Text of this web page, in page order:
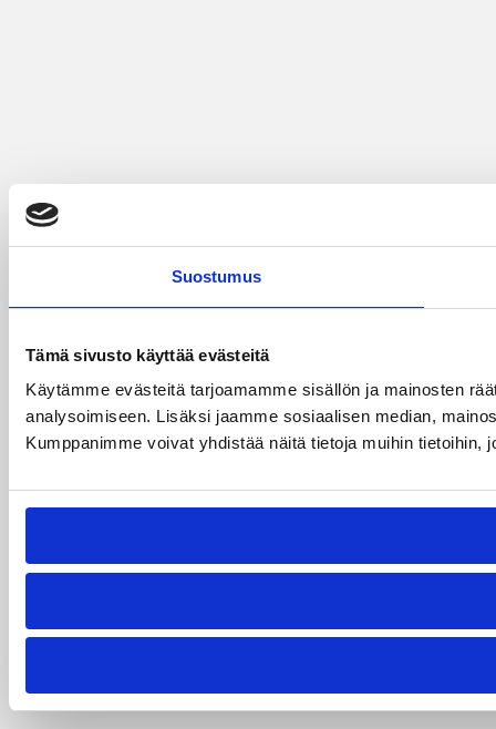
Suostumus
Tämä sivusto käyttää evästeitä
Käytämme evästeitä tarjoamamme sisällön ja mainosten
analysoimiseen. Lisäksi jaamme sosiaalisen median,
Kumppanimme voivat yhdistää näitä tietoja muihin tietoihin,